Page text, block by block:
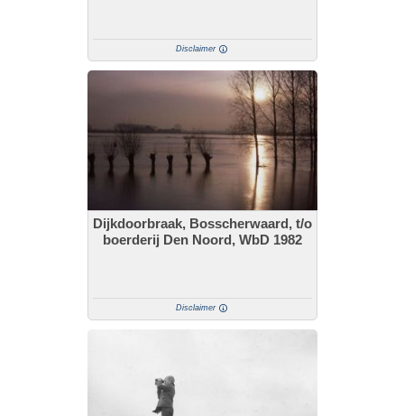
Disclaimer
Dijkdoorbraak, Bosscherwaard, t/o
boerderij Den Noord, WbD 1982
Disclaimer